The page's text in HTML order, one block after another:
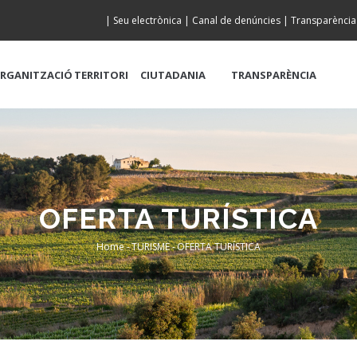
| Seu electrònica | Canal de denúncies | Transparència
TERRITORI CIUTADANIA TRANSPARÈNCIA
OFERTA TURÍSTICA
Breadcrumb
Home-TURISME-OFERTA TURÍSTICA